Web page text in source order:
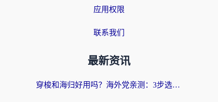
应用权限
联系我们
最新资讯
穿梭和海归好用吗？海外党亲测：3步选对回国加速器，无缝刷国内剧玩手游